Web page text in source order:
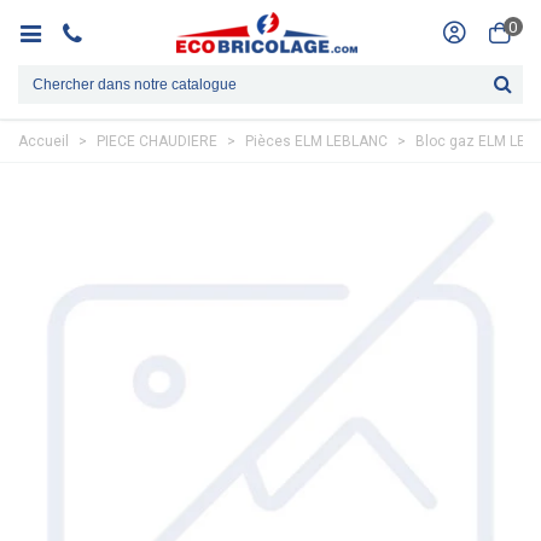
0
Accueil > PIECE CHAUDIERE > Pièces ELM LEBLANC > Bloc gaz ELM